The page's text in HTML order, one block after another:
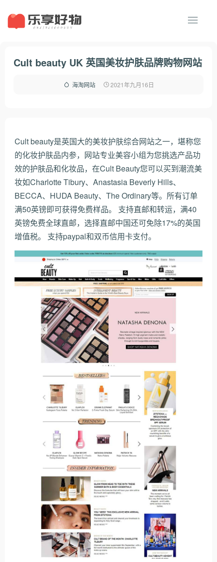
Cult beauty UK 英国美妆护肤品牌购物网站
海淘网站 2021年九月16日
Cult beauty是英国大的美妆护肤综合网站之一，堪称您
的化妆护肤品内参，网站专业美容小组为您挑选产品功
效的护肤品和化妆品，在Cult Beauty您可以买到潮流美
妆如Charlotte Tibury、Anastasia Beverly Hills、
BECCA、HUDA Beauty、The Ordinary等。所有订单
满50英镑即可获得免费样品。 支持直邮和转运，满40
英镑免费全球直邮，选择直邮中国还可免除17%的英国
增值税。 支持paypal和双币信用卡支付。